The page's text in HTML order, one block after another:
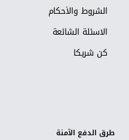
الشروط والأحكام
الاسئلة الشائعة
كن شريكاً
طرق الدفع الآمنة